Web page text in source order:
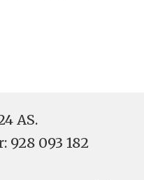
AS.
093 182